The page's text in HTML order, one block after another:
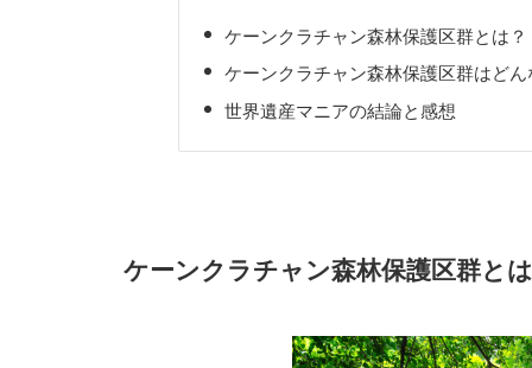
ケーンクラチャン森林保護区群とは？
ケーンクラチャン森林保護区群はど
世界遺産マニアの結論と感想
ケーンクラチャン森林保護区群と